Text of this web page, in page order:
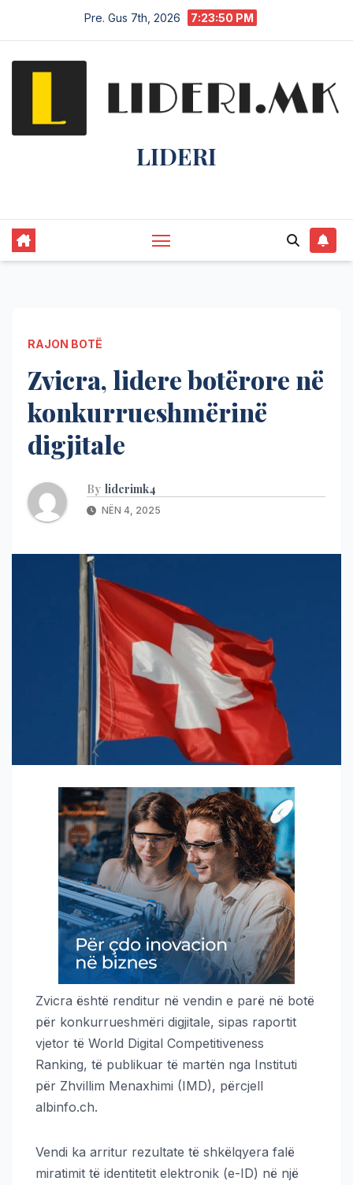
Pre. Gus 7th, 2026 7:23:51 PM
LIDERI
RAJON BOTË
Zvicra, lidere botërore në
konkurrueshmërinë
digjitale
By liderimk4
NËN 4, 2025
Zvicra është renditur në vendin e parë në botë
për konkurrueshmëri digjitale, sipas raportit
vjetor të World Digital Competitiveness
Ranking, të publikuar të martën nga Instituti
për Zhvillim Menaxhimi (IMD), përcjell
albinfo.ch.
Vendi ka arritur rezultate të shkëlqyera falë
miratimit të identitetit elektronik (e-ID) në një